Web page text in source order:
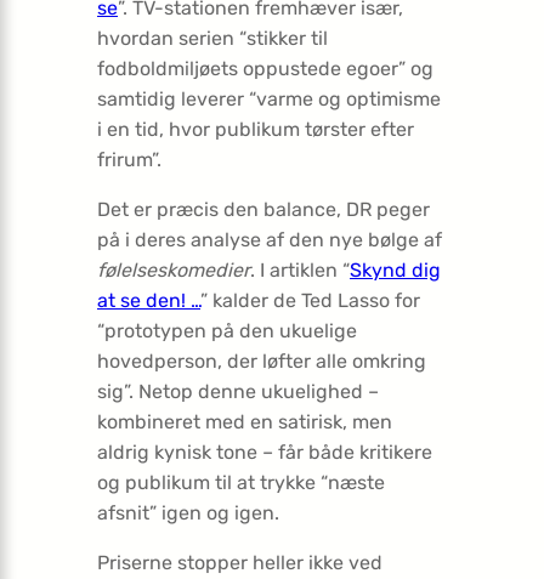
se”. TV-stationen fremhæver især,
hvordan serien “stikker til
fodboldmiljøets oppustede egoer” og
samtidig leverer “varme og optimisme
i en tid, hvor publikum tørster efter
frirum”.
Det er præcis den balance, DR peger
på i deres analyse af den nye bølge af
følelseskomedier. I artiklen “Skynd dig
at se den! …” kalder de Ted Lasso for
“prototypen på den ukuelige
hovedperson, der løfter alle omkring
sig”. Netop denne ukuelighed –
kombineret med en satirisk, men
aldrig kynisk tone – får både kritikere
og publikum til at trykke “næste
afsnit” igen og igen.
Priserne stopper heller ikke ved